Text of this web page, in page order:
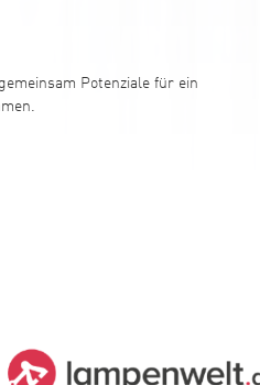
Potenziale für ein